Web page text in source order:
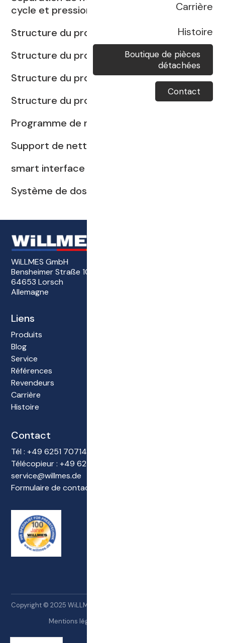
Carrière
Histoire
Boutique de pièces
détachées
Contact
cycle et pression
Structure du programme : CIVC
Structure du programme: Kombi
Structure du programme : UCE
Structure du programme : VSQ
Programme de nettoyage
Support de nettoyage Flexidrain
smart interface
Système de dosage de SO2
WiLLMES GmbH
Bensheimer Straße 101
64653 Lorsch
Allemagne
Liens
Produits
Blog
Service
Références
Revendeurs
Carrière
Histoire
Contact
Tél : +49 6251 70714-0
Télécopieur : +49 6251 70714-22
service@willmes.de
Formulaire de contact
Copyright © 2025 WiLLMES GmbH Tous droits réservés.
Mentions légales